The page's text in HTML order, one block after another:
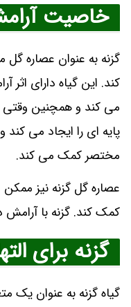
خاصیت
گزنه به عنوان عصاره
کند. این گیاه دارای
می کند و همچنین
پایه ای را ایجاد می
مختصر کمک می کند.
عصاره گل گزنه نیز
کمک کند. گزنه با
گزنه برای
گیاه گزنه به عنوان یک